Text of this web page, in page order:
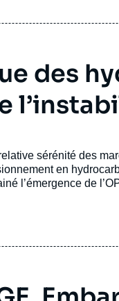
des
sérénité des
en
l’émergence de
mondiale